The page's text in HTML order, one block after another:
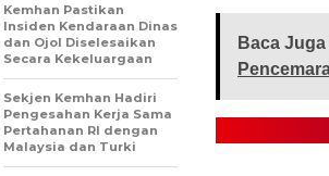
Baca Juga
Kemhan Pastikan
Insiden Kendaraan Dinas
dan Ojol Diselesaikan
Secara Kekeluargaan
Sekjen Kemhan Hadiri
Pengesahan Kerja Sama
Pertahanan RI dengan
Malaysia dan Turki